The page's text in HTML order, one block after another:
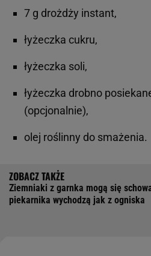
7 g drożdży instant,
łyżeczka cukru,
łyżeczka soli,
łyżeczka drobno
(opcjonalnie),
olej roślinny do smażenia.
Ziemniaki z garnka mogą się
piekarnika wychodzą jak z ogniska